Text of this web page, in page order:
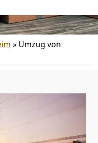
» Umzug von